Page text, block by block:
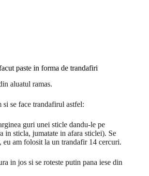
paste in forma de trandafiri
aluatul ramas.
si se face trandafirul astfel:
guri unei sticle dandu-le pe
in sticla, jumatate in afara sticlei). Se
am folosit la un trandafir 14 cercuri.
in jos si se roteste putin pana iese din